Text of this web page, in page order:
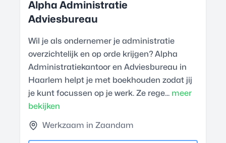
Alpha Administratie
Adviesbureau
Wil je als ondernemer je administratie
overzichtelijk en op orde krijgen? Alpha
Administratiekantoor en Adviesbureau in
Haarlem helpt je met boekhouden zodat jij
je kunt focussen op je werk. Ze rege... meer
bekijken
Werkzaam in Zaandam